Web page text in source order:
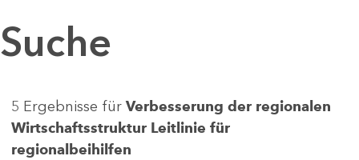
Suche
5 Ergebnisse für Verbesserung der regionalen
Wirtschaftsstruktur Leitlinie für
regionalbeihilfen